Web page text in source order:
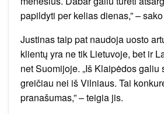
papildyti per kelias dienas,” –
Justinas taip pat naudoja uosto
klientų yra ne tik Lietuvoje, bet ir
net Suomijoje. „Iš Klaipėdos galiu
greičiau nei iš Vilniaus. Tai
pranašumas,” – teigia jis.